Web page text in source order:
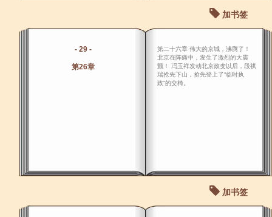
加书签
- 29 -
第26章
第二十六章 伟大的京城，沸腾了！
北京在阵痛中，发生了激烈的大震
颤！ 冯玉祥发动北京政变以后，段祺
瑞抢先下山，抢先登上了“临时执
政”的交椅。
加书签